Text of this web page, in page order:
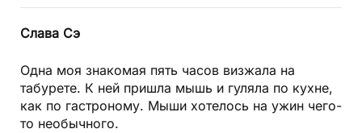
Слава Сэ
Одна моя знакомая пять часов визжала на
табурете. К ней пришла мышь и гуляла по кухне,
как по гастроному. Мыши хотелось на ужин чего-
то необычного.